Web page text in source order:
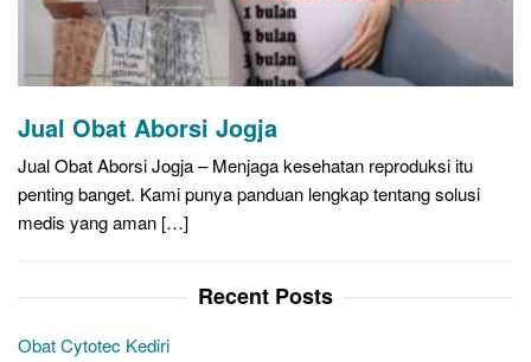
Jual Obat Aborsi Jogja
Jual Obat Aborsi Jogja – Menjaga kesehatan reproduksi itu
penting banget. Kami punya panduan lengkap tentang solusi
medis yang aman […]
Recent Posts
Obat Cytotec Kediri